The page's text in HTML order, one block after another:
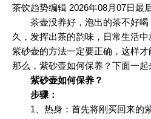
茶饮趋势编辑 2026年08月07日最
茶壶没养好，泡出的茶不好喝
久，发挥出茶的韵味，日常生活
紫砂壶的方法一定要正确，这样才
那么，紫砂壶如何保养？下面一起
紫砂壶如何保养？
步骤：
1、热身：首先将刚买回来的